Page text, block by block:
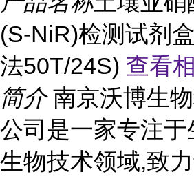
(S-NiR)检测试剂
法50T/24S) 查看
简介 南京沃博生
公司是一家专注于
生物技术领域,致